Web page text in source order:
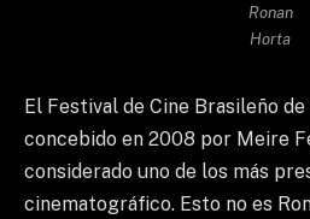
Ronan
Horta
El Festival de Cine Brasileño
concebido en 2008 por Meire
considerado uno de los más
cinematográfico. Esto no es